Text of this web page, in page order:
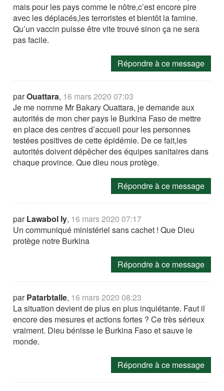
mais pour les pays comme le nôtre,c’est encore pire
avec les déplacés,les terroristes et bientôt la famine.
Qu’un vaccin puisse être vite trouvé sinon ça ne sera
pas facile.
Répondre à ce message
parOuattara, 16 mars 2020 07:03
Je me nomme Mr Bakary Ouattara, je demande aux
autorités de mon cher pays le Burkina Faso de mettre
en place des centres d’accueil pour les personnes
testées positives de cette épidémie. De ce fait,les
autorités doivent dépêcher des équipes sanitaires dans
chaque province. Que dieu nous protège.
Répondre à ce message
parLawabol ly, 16 mars 2020 07:17
Un communiqué ministériel sans cachet ! Que Dieu
protège notre Burkina
Répondre à ce message
parPatarbtalle, 16 mars 2020 08:23
La situation devient de plus en plus inquiétante. Faut il
encore des mesures et actions fortes ? Ce très sérieux
vraiment. Dieu bénisse le Burkina Faso et sauve le
monde.
Répondre à ce message